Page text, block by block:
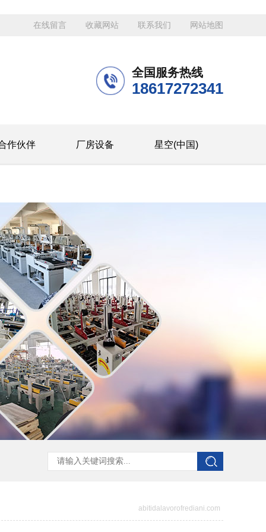
在线留言 收藏网站 联系我们 网站地图
全国服务热线
18617272341
作伙伴 厂房设备 星空(中国)
abitidalavorofrediani.com